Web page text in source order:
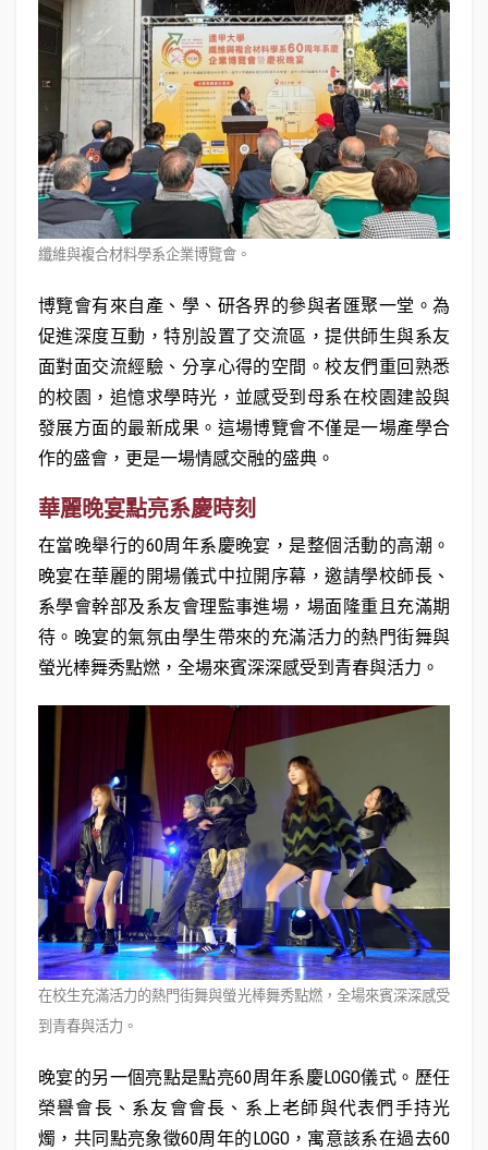
纖維與複合材料學系企業博覽會。
博覽會有來自產、學、研各界的參與者匯聚一堂。為
促進深度互動，特別設置了交流區，提供師生與系友
面對面交流經驗、分享心得的空間。校友們重回熟悉
的校園，追憶求學時光，並感受到母系在校園建設與
發展方面的最新成果。這場博覽會不僅是一場產學合
作的盛會，更是一場情感交融的盛典。
華麗晚宴點亮系慶時刻
在當晚舉行的60周年系慶晚宴，是整個活動的高潮。
晚宴在華麗的開場儀式中拉開序幕，邀請學校師長、
系學會幹部及系友會理監事進場，場面隆重且充滿期
待。晚宴的氣氛由學生帶來的充滿活力的熱門街舞與
螢光棒舞秀點燃，全場來賓深深感受到青春與活力。
在校生充滿活力的熱門街舞與螢光棒舞秀點燃，全場來賓深深感受
到青春與活力。
晚宴的另一個亮點是點亮60周年系慶LOGO儀式。歷任
榮譽會長、系友會會長、系上老師與代表們手持光
燭，共同點亮象徵60周年的LOGO，寓意該系在過去60